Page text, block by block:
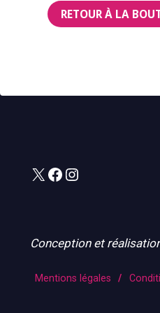
RETOUR À LA
X Facebook
Instagram
Conception et
Mentions légales /